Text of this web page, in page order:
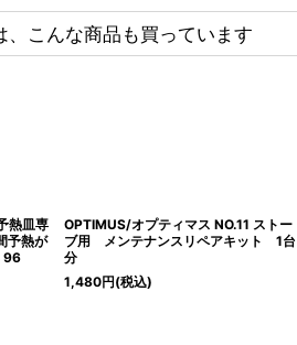
、こんな商品も買っています
熱皿専
予熱が
96
OPTIMUS/オプティマス NO.11 ストー
ブ用 メンテナンスリペアキット 1台
分
1,480円(税込)